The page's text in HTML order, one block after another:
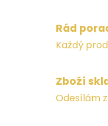
Rád
Každý
Zboží
Odesílám